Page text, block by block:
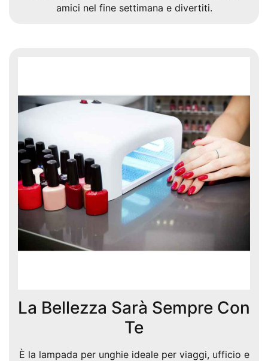
amici nel fine settimana e divertiti.
La Bellezza Sarà Sempre Con
Te
È la lampada per unghie ideale per viaggi, ufficio e